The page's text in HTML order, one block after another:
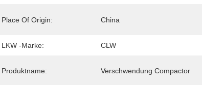
Place Of Origin: China
LKW -Marke: CLW
Produktname: Verschwendung Compactor